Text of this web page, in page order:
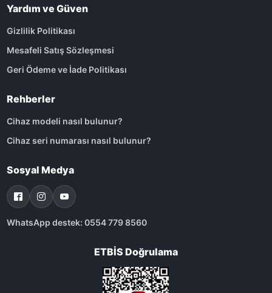
Yardım ve Güven
Gizlilik Politikası
Mesafeli Satış Sözleşmesi
Geri Ödeme ve İade Politikası
Rehberler
Cihaz modeli nasıl bulunur?
Cihaz seri numarası nasıl bulunur?
Sosyal Medya
WhatsApp destek: 0554 779 8560
ETBİS Doğrulama